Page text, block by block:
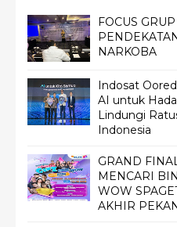
FOCUS
NARKOBA
Indosat
AI untuk
Lindungi
Indonesia
GRAND
MENCARI
WOW
AKHIR